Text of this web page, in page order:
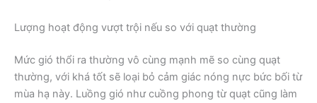
Lượng hoạt động vượt trội nếu so với quạt thường
Mức gió thổi ra thường vô cùng mạnh mẽ so cùng quạt
thường, với khá tốt sẽ loại bỏ cảm giác nóng nực bức bối từ
mùa hạ này. Luồng gió như cuồng phong từ quạt cũng làm